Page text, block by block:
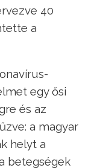
40
a
egy ősi
és az
a magyar
helyt a
betegségek